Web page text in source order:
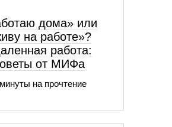
дома» или
на работе»?
работа:
от МИФа
на прочтение